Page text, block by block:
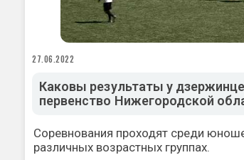
27.06.2022
Каковы результаты у
первенство Нижегородской
Соревнования проходят среди
различных возрастных группах.